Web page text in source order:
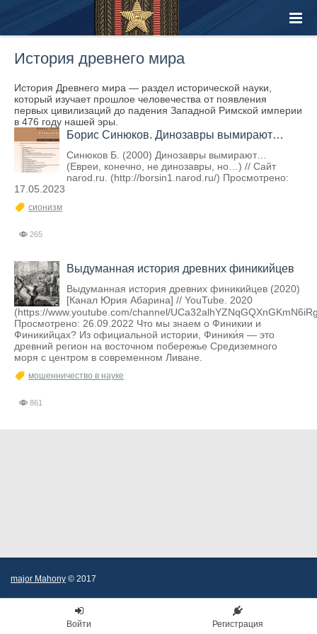
История древнего мира
История Древнего мира — раздел исторической науки,
который изучает прошлое человечества от появления
первых цивилизаций до падения Западной Римской империи
в 476 году нашей эры.
Борис Синюков. Динозавры вымирают…
Синюков Б. (2000) Динозавры вымирают…
(Евреи, конечно, не динозавры, но…) // Сайт
narod.ru. (http://borsin1.narod.ru/) Просмотрено:
17.05.2023
сионизм
265
Выдуманная история древних финикийцев
Выдуманная история древних финикийцев (2020)
[Канал Юрия Абарина] // YouTube. 2020
(https://www.youtube.com/channel/
Просмотрено: 26.09.2022 Что мы знаем о Финикии и
Финикийцах? Из официальной истории, Финики́я — это
древний регион на восточном побережье Средиземного
моря с центром в современном Ливане.
мошенничество в науке
861
major Mahony © 2017
Войти Регистрация